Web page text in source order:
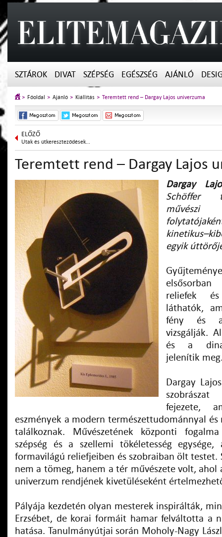
SZTÁROK DIVAT SZÉPSÉG EGÉSZSÉG AJÁNLÓ
Főoldal Ajánló Kiállítás Teremtett rend – Dargay Lajos univerzuma
ELŐZŐ
Utak és útkereszteződések...
Teremtett rend – Dargay Lajos
Dargay
Schöffer
egyik
reliefek
láthatók,
fény és
vizsgálják.
és a
jelenítik
Dargay
szobrászat
fejezete,
eszmények a modern természettudománnyal
találkoznak. Művészetének központi
szépség és a szellemi tökéletesség
formavilágú reliefjeiben és szobraiban ölt testet.
nem a tömeg, hanem a tér művészete volt, ahol
univerzum rendjének kivetüléseként
Pályája kezdetén olyan mesterek inspirálták,
Erzsébet, de korai formáit hamar felváltotta a
hatása. Tanulmányútjai során Moholy-Nagy